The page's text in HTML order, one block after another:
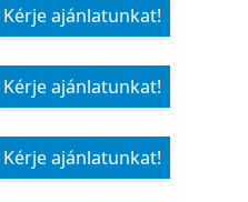
Kérje ajánlatunkat!
Kérje ajánlatunkat!
Kérje ajánlatunkat!